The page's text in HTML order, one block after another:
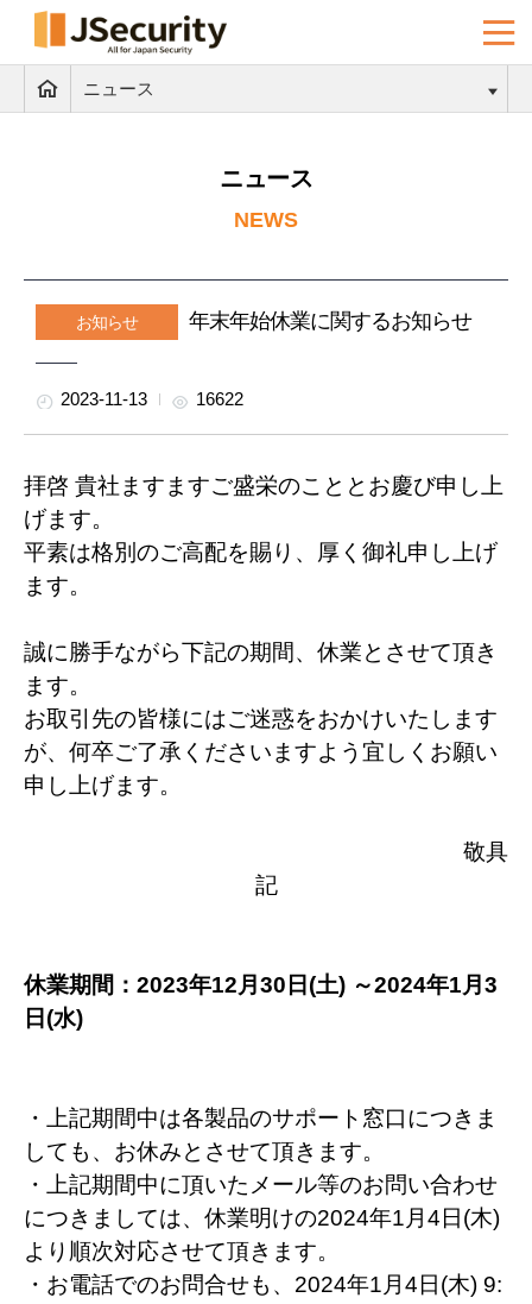
ニュース
ニュース
NEWS
お知らせ 年末年始休業に関するお知らせ
2023-11-13 16622
拝啓 貴社ますますご盛栄のこととお慶び申し上
げます。
平素は格別のご高配を賜り、厚く御礼申し上げ
ます。
誠に勝手ながら下記の期間、休業とさせて頂き
ます。
お取引先の皆様にはご迷惑をおかけいたします
が、何卒ご了承くださいますよう宜しくお願い
申し上げます。
敬具
記
休業期間：2023年12月30日(土) ～2024年1月3
日(水)
・上記期間中は各製品のサポート窓口につきま
しても、お休みとさせて頂きます。
・上記期間中に頂いたメール等のお問い合わせ
につきましては、休業明けの2024年1月4日(木)
より順次対応させて頂きます。
・お電話でのお問合せも、2024年1月4日(木) 9: